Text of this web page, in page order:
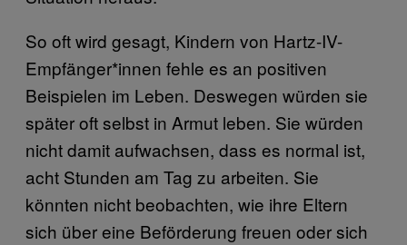
So oft wird gesagt, Kindern von Hartz-IV-
Empfänger*innen fehle es an positiven
Beispielen im Leben. Deswegen würden sie
später oft selbst in Armut leben. Sie würden
nicht damit aufwachsen, dass es normal ist,
acht Stunden am Tag zu arbeiten. Sie
könnten nicht beobachten, wie ihre Eltern
sich über eine Beförderung freuen oder sich